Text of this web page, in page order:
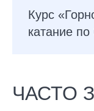
Курс
катание по
ЧАСТО